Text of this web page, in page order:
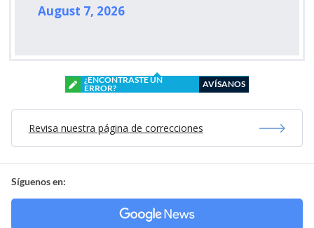
August 7, 2026
¿ENCONTRASTE UN
ERROR?
AVÍSANOS
Revisa nuestra página de correcciones
Síguenos en: